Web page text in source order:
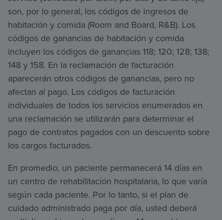
son, por lo general, los códigos de ingresos de
habitación y comida (Room and Board, R&B). Los
códigos de ganancias de habitación y comida
incluyen los códigos de ganancias 118; 120; 128; 138;
148 y 158. En la reclamación de facturación
aparecerán otros códigos de ganancias, pero no
afectan al pago. Los códigos de facturación
individuales de todos los servicios enumerados en
una reclamación se utilizarán para determinar el
pago de contratos pagados con un descuento sobre
los cargos facturados.
En promedio, un paciente permanecerá 14 días en
un centro de rehabilitación hospitalaria, lo que varía
según cada paciente. Por lo tanto, si el plan de
cuidado administrado paga por día, usted deberá